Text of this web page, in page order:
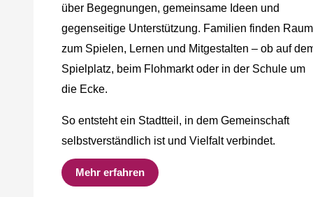
über Begegnungen, gemeinsame Ideen und
gegenseitige Unterstützung. Familien finden Raum
zum Spielen, Lernen und Mitgestalten – ob auf
Spielplatz, beim Flohmarkt oder in der Schule um
die Ecke.
So entsteht ein Stadtteil, in dem Gemeinschaft
selbstverständlich ist und Vielfalt verbindet.
Mehr erfahren